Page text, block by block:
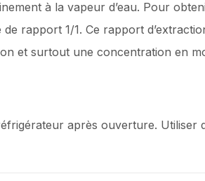
à la vapeur d’eau. Pour
rapport 1/1. Ce rapport
et surtout une concentration en
après ouverture. Utiliser